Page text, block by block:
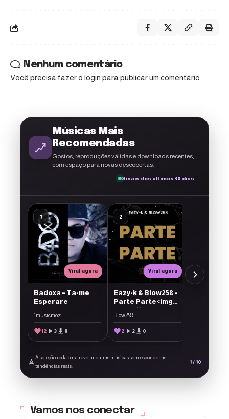
Nenhum comentário
Você precisa fazer o login para publicar um comentário.
Músicas Mais
Recomendadas
Gostos, reproduções válidas e downloads recentes,
com espaço para novas descobertas.
Sinais dos últimos 30 dias
1
Viral agora
Badoxa – Ta-me
Esperare
1musicmoz
12 3 8
2
Viral agora
Eazy-k & Blow258 –
Parte Parte<img
src='https://1musicmoz.com/wp-
content/plugins/ForArtists/
style='display:
inline-block;
middle; width:
alt='Novo'>
Blow258
2 2 0
A seleção roda para revelar outras músicas sem esconder as
tendências reais.
1 / 10
Vamos nos conectar